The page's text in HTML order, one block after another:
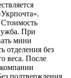
Стоимость
При
мини
отделения без
веса. После
подтверждения